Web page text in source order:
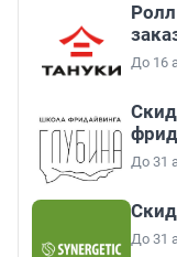
До 16
До 31
До 31